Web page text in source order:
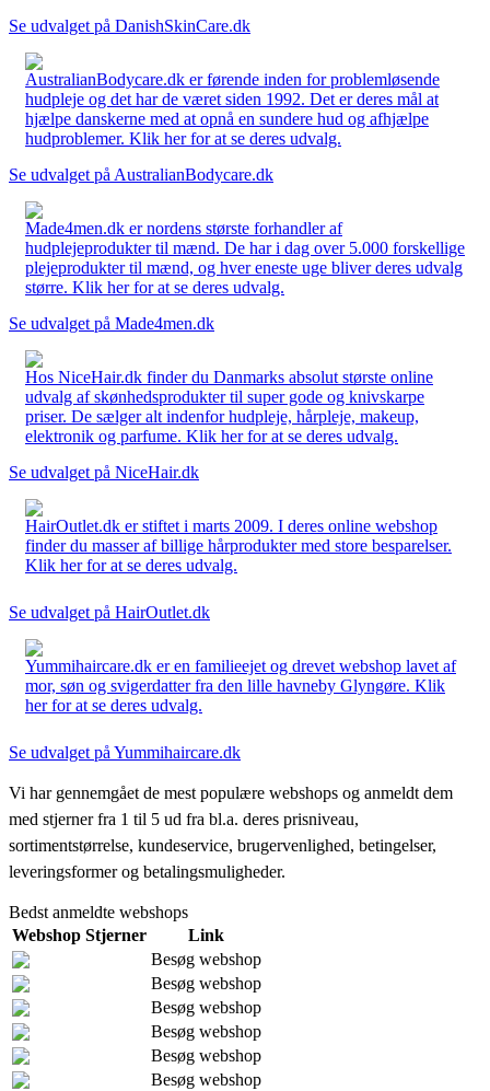
Se udvalget på DanishSkinCare.dk
AustralianBodycare.dk er førende inden for problemløsende
hudpleje og det har de været siden 1992. Det er deres mål at
hjælpe danskerne med at opnå en sundere hud og afhjælpe
hudproblemer. Klik her for at se deres udvalg.
Se udvalget på AustralianBodycare.dk
Made4men.dk er nordens største forhandler af
hudplejeprodukter til mænd. De har i dag over 5.000 forskellige
plejeprodukter til mænd, og hver eneste uge bliver deres udvalg
større. Klik her for at se deres udvalg.
Se udvalget på Made4men.dk
Hos NiceHair.dk finder du Danmarks absolut største online
udvalg af skønhedsprodukter til super gode og knivskarpe
priser. De sælger alt indenfor hudpleje, hårpleje, makeup,
elektronik og parfume. Klik her for at se deres udvalg.
Se udvalget på NiceHair.dk
HairOutlet.dk er stiftet i marts 2009. I deres online webshop
finder du masser af billige hårprodukter med store besparelser.
Klik her for at se deres udvalg.
Se udvalget på HairOutlet.dk
Yummihaircare.dk er en familieejet og drevet webshop lavet af
mor, søn og svigerdatter fra den lille havneby Glyngøre. Klik
her for at se deres udvalg.
Se udvalget på Yummihaircare.dk
Vi har gennemgået de mest populære webshops og anmeldt dem
med stjerner fra 1 til 5 ud fra bl.a. deres prisniveau,
sortimentstørrelse, kundeservice, brugervenlighed, betingelser,
leveringsformer og betalingsmuligheder.
Bedst anmeldte webshops
Webshop Stjerner
Link
Besøg webshop
Besøg webshop
Besøg webshop
Besøg webshop
Besøg webshop
Besøg webshop